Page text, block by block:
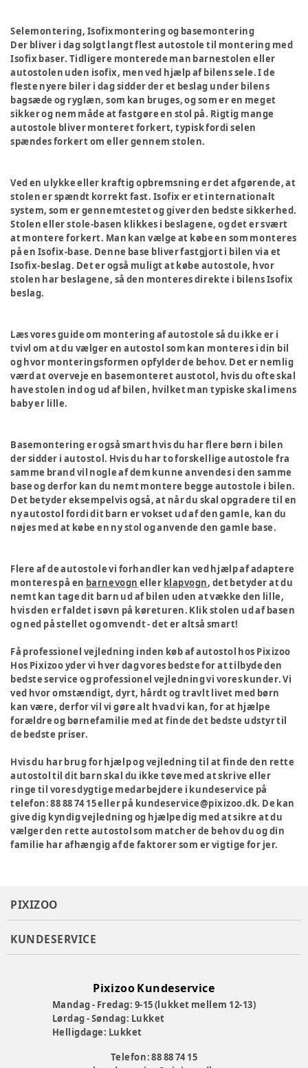
Selemontering, Isofixmontering og basemontering
Der bliver i dag solgt langt flest autostole til montering med
Isofix baser. Tidligere monterede man barnestolen eller
autostolen uden isofix, men ved hjælp af bilens sele. I de
fleste nyere biler i dag sidder der et beslag under bilens
bagsæde og ryglæn, som kan bruges, og som er en meget
sikker og nem måde at fastgøre en stol på. Rigtig mange
autostole bliver monteret forkert, typisk fordi selen
spændes forkert om eller gennem stolen.
Ved en ulykke eller kraftig opbremsning er det afgørende, at
stolen er spændt korrekt fast. Isofix er et internationalt
system, som er gennemtestet og giver den bedste sikkerhed.
Stolen eller stole-basen klikkes i beslagene, og det er svært
at montere forkert. Man kan vælge at købe en som monteres
på en Isofix-base. Denne base bliver fastgjort i bilen via et
Isofix-beslag. Det er også muligt at købe autostole, hvor
stolen har beslagene, så den monteres direkte i bilens Isofix
beslag.
Læs vores guide om montering af autostole så du ikke er i
tvivl om at du vælger en autostol som kan monteres i din bil
og hvor monteringsformen opfylder de behov. Det er nemlig
værd at overveje en basemonteret austotol, hvis du ofte skal
have stolen ind og ud af bilen, hvilket man typiske skal imens
baby er lille.
Basemontering er også smart hvis du har flere børn i bilen
der sidder i autostol. Hvis du har to forskellige autostole fra
samme brand vil nogle af dem kunne anvendes i den samme
base og derfor kan du nemt montere begge autostole i bilen.
Det betyder eksempelvis også, at når du skal opgradere til en
ny autostol fordi dit barn er vokset ud af den gamle, kan du
nøjes med at købe en ny stol og anvende den gamle base.
Flere af de autostole vi forhandler kan ved hjælp af adaptere
monteres på en barnevogn eller klapvogn, det betyder at du
nemt kan tage dit barn ud af bilen uden at vække den lille,
hvis den er faldet i søvn på køreturen. Klik stolen ud af basen
og ned på stellet og omvendt - det er altså smart!
Få professionel vejledning inden køb af autostol hos Pixizoo
Hos Pixizoo yder vi hver dag vores bedste for at tilbyde den
bedste service og professionel vejledning vi vores kunder. Vi
ved hvor omstændigt, dyrt, hårdt og travlt livet med børn
kan være, derfor vil vi gøre alt hvad vi kan, for at hjælpe
forældre og børnefamilie med at finde det bedste udstyr til
de bedste priser.
Hvis du har brug for hjælp og vejledning til at finde den rette
autostol til dit barn skal du ikke tøve med at skrive eller
ringe til vores dygtige medarbejdere i kundeservice på
telefon: 88 88 74 15 eller på kundeservice@pixizoo.dk. De kan
give dig kyndig vejledning og hjælpe dig med at sikre at du
vælger den rette autostol som matcher de behov du og din
familie har afhængig af de faktorer som er vigtige for jer.
PIXIZOO
KUNDESERVICE
Pixizoo Kundeservice
Mandag - Fredag: 9-15 (lukket mellem 12-13)
Lørdag - Søndag: Lukket
Helligdage: Lukket
Telefon: 88 88 74 15